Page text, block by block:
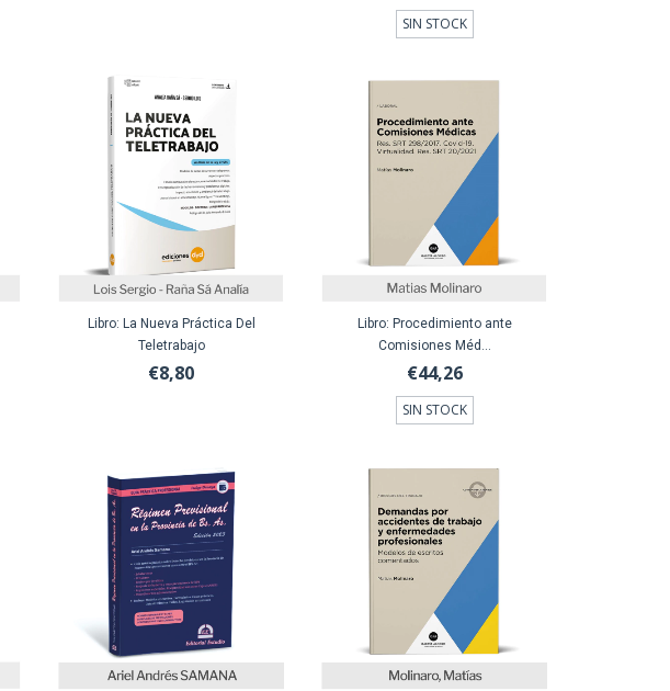
SIN STOCK
Libro: La Nueva Práctica Del
Teletrabajo
€8,80
Libro: Procedimiento ante
Comisiones Méd...
€44,26
SIN STOCK